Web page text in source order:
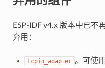
ESP-IDF v4.x 版本中已不
弃用：
tcpip_adapter 。可使用